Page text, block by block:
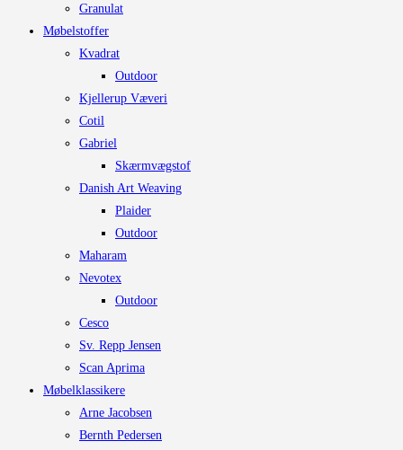
Granulat
Møbelstoffer
Kvadrat
Outdoor
Kjellerup Væveri
Cotil
Gabriel
Skærmvægstof
Danish Art Weaving
Plaider
Outdoor
Maharam
Nevotex
Outdoor
Cesco
Sv. Repp Jensen
Scan Aprima
Møbelklassikere
Arne Jacobsen
Bernth Pedersen